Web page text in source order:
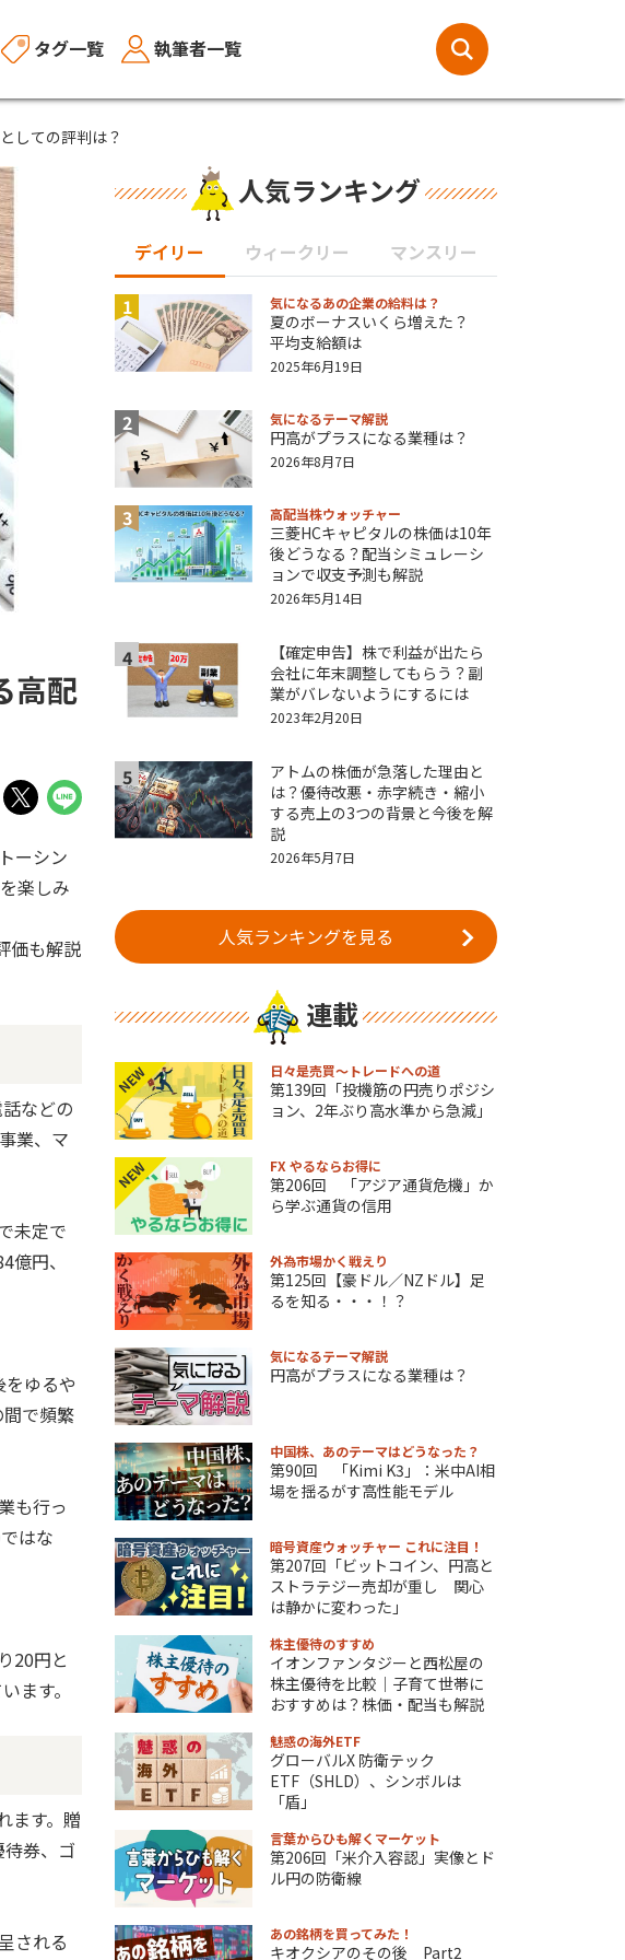
タグ一覧 執筆者一覧
しての評判は？
高配
ーシン
楽しみ
価も解説
などの
業、マ
未定で
円、
ゆるや
で頻繁
も行っ
はな
20円と
ます。
ます。贈
券、ゴ
される
人気ランキング
デイリー ウィークリー マンスリー
1 気になるあの企業の給料は？
夏のボーナスいくら増えた？
平均支給額は
2025年6月19日
2 気になるテーマ解説
円高がプラスになる業種は？
2026年8月7日
3 高配当株ウォッチャー
三菱HCキャピタルの株価は10年
後どうなる？配当シミュレーシ
ョンで収支予測も解説
2026年5月14日
4
【確定申告】株で利益が出たら
会社に年末調整してもらう？副
業がバレないようにするには
2023年2月20日
5
アトムの株価が急落した理由と
は？優待改悪・赤字続き・縮小
する売上の3つの背景と今後を解
説
2026年5月7日
人気ランキングを見る
連載
NEW 日々是売買～トレードへの道
第139回「投機筋の円売りポジシ
ョン、2年ぶり高水準から急減」
NEW FX やるならお得に
第206回 「アジア通貨危機」か
ら学ぶ通貨の信用
外為市場かく戦えり
第125回【豪ドル／NZドル】足
るを知る・・・！？
気になるテーマ解説
円高がプラスになる業種は？
中国株、あのテーマはどうなった？
第90回 「Kimi K3」：米中AI相
場を揺るがす高性能モデル
暗号資産ウォッチャー これに注目！
第207回「ビットコイン、円高と
ストラテジー売却が重し 関心
は静かに変わった」
株主優待のすすめ
イオンファンタジーと西松屋の
株主優待を比較｜子育て世帯に
おすすめは？株価・配当も解説
魅惑の海外ETF
グローバルX 防衛テック
ETF（SHLD）、シンボルは
「盾」
言葉からひも解くマーケット
第206回「米介入容認」実像とド
ル円の防衛線
あの銘柄を買ってみた！
キオクシアのその後 Part2